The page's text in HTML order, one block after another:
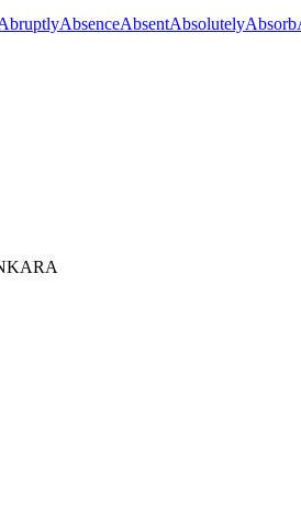
AbsenceAbsentAbsolutelyAbsorb